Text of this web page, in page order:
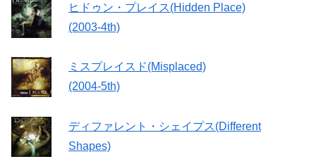
ヒドゥン・プレイス(Hidden Place)
(2003-4th)
ミスプレイスド(Misplaced)
(2004-5th)
ディファレント・シェイプス(Different
Shapes)